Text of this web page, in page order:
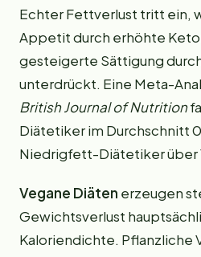
Echter Fettverlust tritt ein,
Appetit durch erhöhte
gesteigerte Sättigung
unterdrückt. Eine Meta-
British Journal of Nutrition
Diätetiker im Durchschnitt
Niedrigfett-Diätetiker über
Vegane Diäten erzeugen
Gewichtsverlust
Kaloriendichte. Pflanzliche